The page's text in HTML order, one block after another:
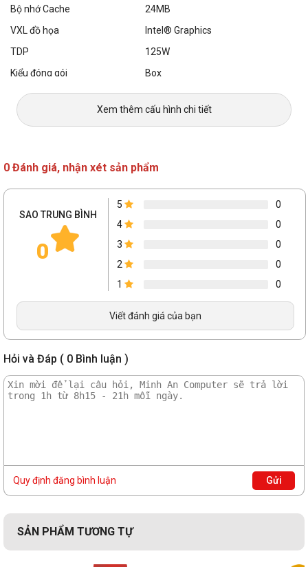
Bộ nhớ Cache
24MB
VXL đồ họa
Intel® Graphics
TDP
125W
Kiểu đóng gói
Box
Xem thêm cấu hình chi tiết
0 Đánh giá, nhận xét sản phẩm
SAO TRUNG BÌNH
0
5
0
4
0
3
0
2
0
1
0
Viết đánh giá của bạn
Hỏi và Đáp ( 0 Bình luận )
Quy định đăng bình luận Gửi
SẢN PHẨM TƯƠNG TỰ